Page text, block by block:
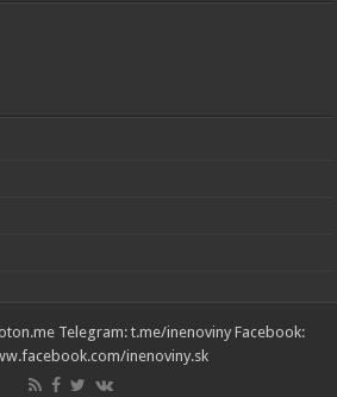
Telegram: t.me/inenoviny Facebook:
inenoviny.sk